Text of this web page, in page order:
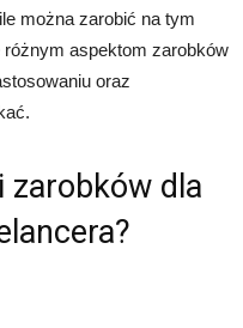
można zarobić na tym
aspektom zarobków
oraz
zarobków dla